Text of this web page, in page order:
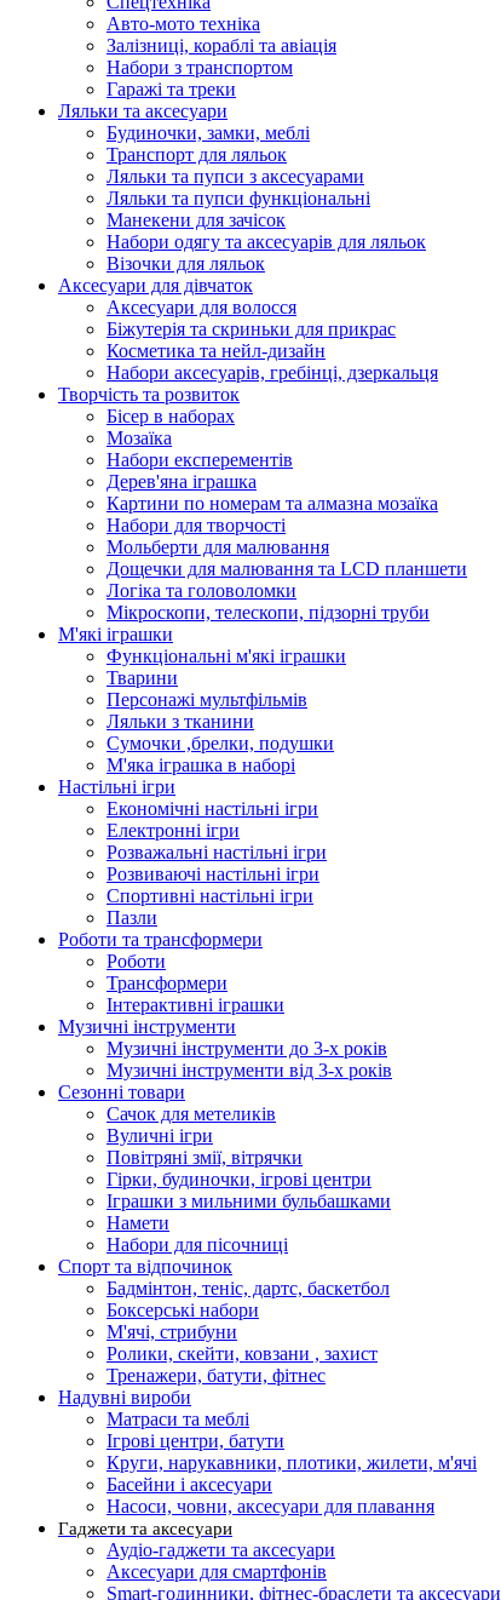
Авто-мото техніка
Залізниці, кораблі та авіація
Набори з транспортом
Гаражі та треки
Ляльки та аксесуари
Будиночки, замки, меблі
Транспорт для ляльок
Ляльки та пупси з аксесуарами
Ляльки та пупси функціональні
Манекени для зачісок
Набори одягу та аксесуарів для ляльок
Візочки для ляльок
Аксесуари для дівчаток
Аксесуари для волосся
Біжутерія та скриньки для прикрас
Косметика та нейл-дизайн
Набори аксесуарів, гребінці, дзеркальця
Творчість та розвиток
Бісер в наборах
Мозаїка
Набори експерементів
Дерев'яна іграшка
Картини по номерам та алмазна мозаїка
Набори для творчості
Мольберти для малювання
Дощечки для малювання та LCD планшети
Логіка та головоломки
Мікроскопи, телескопи, підзорні труби
М'які іграшки
Функціональні м'які іграшки
Тварини
Персонажі мультфільмів
Ляльки з тканини
Сумочки ,брелки, подушки
М'яка іграшка в наборі
Настільні ігри
Економічні настільні ігри
Електронні ігри
Розважальні настільні ігри
Розвиваючі настільні ігри
Спортивні настільні ігри
Пазли
Роботи та трансформери
Роботи
Трансформери
Інтерактивні іграшки
Музичні інструменти
Музичні інструменти до 3-х років
Музичні інструменти від 3-х років
Сезонні товари
Сачок для метеликів
Вуличні ігри
Повітряні змії, вітрячки
Гірки, будиночки, ігрові центри
Іграшки з мильними бульбашками
Намети
Набори для пісочниці
Спорт та відпочинок
Бадмінтон, теніс, дартс, баскетбол
Боксерські набори
М'ячі, стрибуни
Ролики, скейти, ковзани , захист
Тренажери, батути, фітнес
Надувні вироби
Матраси та меблі
Ігрові центри, батути
Круги, нарукавники, плотики, жилети, м'ячі
Басейни і аксесуари
Насоси, човни, аксесуари для плавання
Гаджети та аксесуари
Аудіо-гаджети та аксесуари
Аксесуари для смартфонів
Smart-годинники, фітнес-браслети та аксесуари